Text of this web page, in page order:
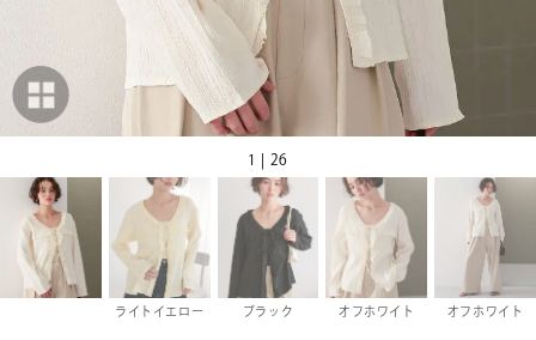
1 | 26
ライトイエロー ブラック オフホワイト オフホワイト